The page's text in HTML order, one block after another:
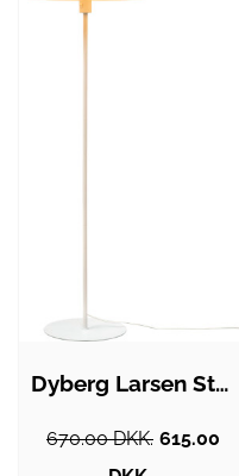
Dyberg Larsen Stockholm gulvlampe, hvid
670.00 DKK. 615.00